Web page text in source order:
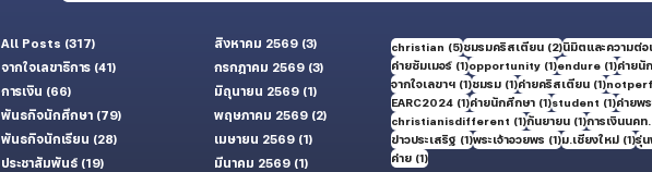
All Posts (317)
จากใจเลขาธิการ (41)
การเงิน (66)
พันธกิจนักศึกษา (79)
พันธกิจนักเรียน (28)
ประชาสัมพันธ์ (19)
สิงหาคม 2569 (3)
กรกฎาคม 2569 (3)
มิถุนายน 2569 (1)
พฤษภาคม 2569 (2)
เมษายน 2569 (1)
มีนาคม 2569 (1)
christian (5)5 กระทู้
ชมรมคริสเตียน (2)2 กระทู้
นิมิตและความต่อ
ค่ายซัมเมอร์ (1)1 กระทู้
opportunity (1)1 กระทู้
endure (1)1 กระทู้
ค่ายนั
จากใจเลขาฯ (1)1 กระทู้
ชมรม (1)1 กระทู้
ค่ายคริสเตียน (1)1 กระทู้
EARC2024 (1)1 กระทู้
ค่ายนักศึกษา (1)1 กระทู้
student (1)1 กระทู้
ค่ายพ
christianisdifferent (1)1 กระทู้
กันยายน (1)1 กระทู้
การเงินนคท.
ข่าวประเสริฐ (1)1 กระทู้
พระเจ้าอวยพร (1)1 กระทู้
ม.เชียงใหม่ (1)1รุ่
ค่าย (1)1 กระทู้